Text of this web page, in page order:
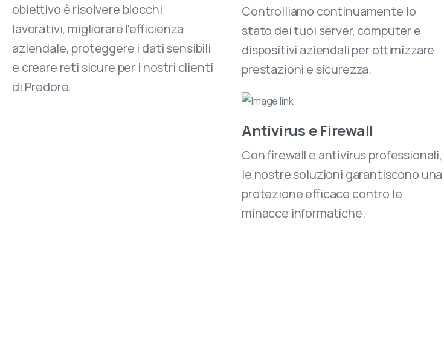
obiettivo è risolvere blocchi
lavorativi, migliorare l'efficienza
aziendale, proteggere i dati sensibili
e creare reti sicure per i nostri clienti
di Predore.
Controlliamo continuamente lo
stato dei tuoi server, computer e
dispositivi aziendali per ottimizzare
prestazioni e sicurezza.
Antivirus e Firewall
Con firewall e antivirus professionali,
le nostre soluzioni garantiscono una
protezione efficace contro le
minacce informatiche.